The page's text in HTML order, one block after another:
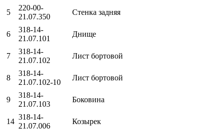
5
220-00-
21.07.350
Стенка задняя
6
318-14-
21.07.101
Днище
7
318-14-
21.07.102
Лист бортовой
8
318-14-
21.07.102-10
Лист бортовой
9
318-14-
21.07.103
Боковина
14
318-14-
21.07.006
Козырек